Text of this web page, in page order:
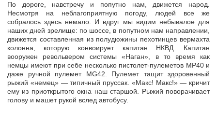
По дороге, навстречу и попутно нам, движется народ.
Несмотря на неблагоприятную погоду, людей все же
собралось здесь немало. И вдруг мы видим небывалое для
наших дней зрелище: по шоссе, в попутном нам направлении,
движется составленная из полудюжины пехотинцев вермахта
колонна, которую конвоирует капитан НКВД. Капитан
вооружен револьвером системы «Наган», в то время как
немцы имеют при себе несколько пистолет-пулеметов МР40 и
даже ручной пулемет MG42. Пулемет тащит здоровенный
рыжий «немец» — типичный пруссак. «Макс! Макс!» — кричит
ему из приоткрытого окна наш старшой. Рыжий поворачивает
голову и машет рукой вслед автобусу.